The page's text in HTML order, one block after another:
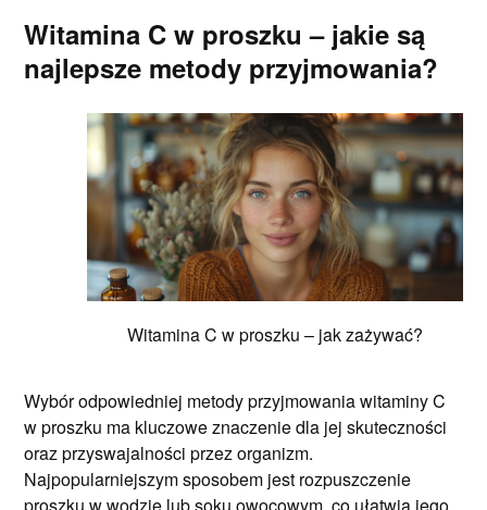
Witamina C w proszku – jakie są
najlepsze metody przyjmowania?
Witamina C w proszku – jak zażywać?
Wybór odpowiedniej metody przyjmowania witaminy C
w proszku ma kluczowe znaczenie dla jej skuteczności
oraz przyswajalności przez organizm.
Najpopularniejszym sposobem jest rozpuszczenie
proszku w wodzie lub soku owocowym, co ułatwia jego